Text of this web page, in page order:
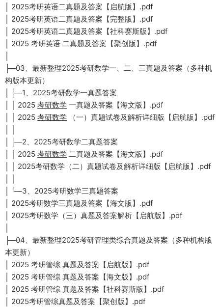
│ 2025考研英语二真题及答案【启航版】.pdf
│ 2025考研英语二真题及答案【完整版】.pdf
│ 2025考研英语二真题及答案【社科赛斯版】.pdf
│ 2025 考研英语 二真题及答案【聚创版】.pdf
├─03、最新整理2025考研数学一、二、三真题及答案（多种机
构版本更新）
│ ├─1、2025考研数学一真题答案
│ │ 2025 考研数学 一真题及答案【海文版】.pdf
│ │ 2025 考研数学 （一）真题试卷及解析详细版【启航版】.pdf
│ ├─2、2025考研数学二真题答案
│ │ 2025 考研数学 二真题及答案【海文版】.pdf
│ │ 2025考研数学（二）真题试卷及解析详细版【启航版】.pdf
│ └─3、2025考研数学三真题答案
│ 2025考研数学三真题及答案【海文版】.pdf
│ 2025考研数学（三）真题及答案解析【启航版】.pdf
├─04、最新整理2025考研管理类综合真题及答案（多种机构版
本更新）
│ 2025 考研管综 真题及答案【启航版】.pdf
│ 2025 考研管综 真题及答案【海文版】.pdf
│ 2025 考研管综 真题及答案【社科赛斯版】.pdf
│ 2025考研管综真题及答案【聚创版】.pdf